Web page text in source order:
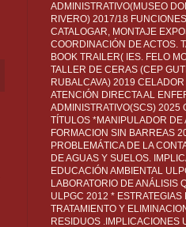
ADMINISTRATIVO(MUSEO
RIVERO) 2017/18
CATALOGAR, MONTAJE
COORDINACIÓN DE ACTOS.
BOOK TRAILER( IES. FELO
TALLER DE CERAS (CEP
RUBALCAVA) 2019
ATENCIÓN DIRECTA AL
ADMINISTRATIVO(SCS) 2025
TÍTULOS *MANIPULADOR DE
FORMACION SIN BARREAS
PROBLEMÁTICA DE LA
DE AGUAS Y SUELOS.
EDUCACIÓN AMBIENTAL
LABORATORIO DE ANÁLISIS
ULPGC 2012 * ESTRATEGIAS
TRATAMIENTO Y
RESIDUOS .IMPLICACIONES